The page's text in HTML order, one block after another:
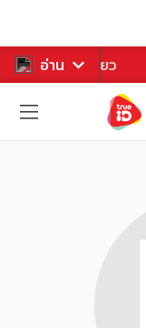
อ่าน
หาร ท่องเที่ยว